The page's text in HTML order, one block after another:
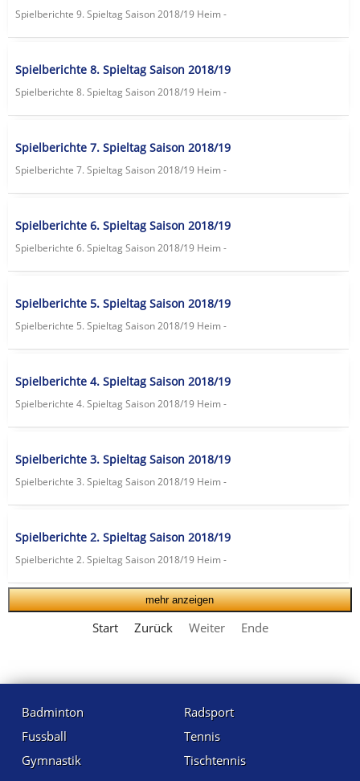
Spielberichte 9. Spieltag Saison 2018/19 Heim -
Spielberichte 8. Spieltag Saison 2018/19
Spielberichte 8. Spieltag Saison 2018/19 Heim -
Spielberichte 7. Spieltag Saison 2018/19
Spielberichte 7. Spieltag Saison 2018/19 Heim -
Spielberichte 6. Spieltag Saison 2018/19
Spielberichte 6. Spieltag Saison 2018/19 Heim -
Spielberichte 5. Spieltag Saison 2018/19
Spielberichte 5. Spieltag Saison 2018/19 Heim -
Spielberichte 4. Spieltag Saison 2018/19
Spielberichte 4. Spieltag Saison 2018/19 Heim -
Spielberichte 3. Spieltag Saison 2018/19
Spielberichte 3. Spieltag Saison 2018/19 Heim -
Spielberichte 2. Spieltag Saison 2018/19
Spielberichte 2. Spieltag Saison 2018/19 Heim -
mehr anzeigen
Start Zurück Weiter Ende
Badminton
Fussball
Gymnastik
Radsport
Tennis
Tischtennis